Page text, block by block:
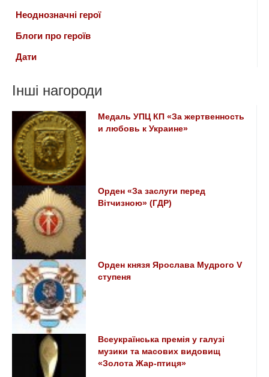
Неоднозначні герої
Блоги про героїв
Дати
Інші нагороди
Медаль УПЦ КП «За жертвенность
и любовь к Украине»
Орден «За заслуги перед
Вітчизною» (ГДР)
Орден князя Ярослава Мудрого V
ступеня
Всеукраїнська премія у галузі
музики та масових видовищ
«Золота Жар-птиця»